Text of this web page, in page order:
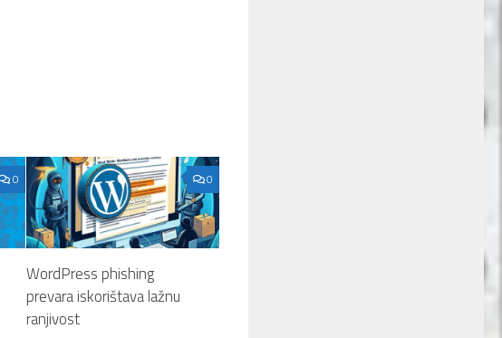
0 0
WordPress phishing
prevara iskorištava lažnu
ranjivost